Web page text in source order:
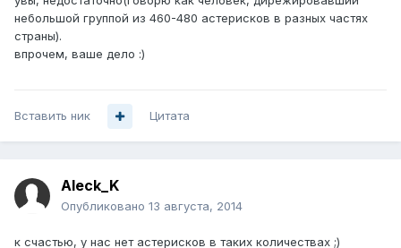
небольшой группой из 460-480 астерисков в разных частях
страны).
впрочем, ваше дело :)
Вставить ник Цитата
Aleck_K
Опубликовано 13 августа, 2014
к счастью, у нас нет астерисков в таких количествах ;)